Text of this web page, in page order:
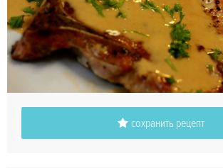
сохранить рецепт